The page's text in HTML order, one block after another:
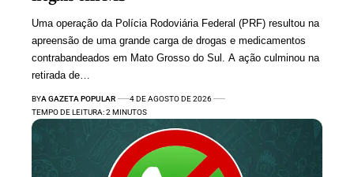
Uma operação da Polícia Rodoviária Federal (PRF) resultou na
apreensão de uma grande carga de drogas e medicamentos
contrabandeados em Mato Grosso do Sul. A ação culminou na
retirada de…
BYA GAZETA POPULAR
4 DE AGOSTO DE 2026
TEMPO DE LEITURA: 2 MINUTOS